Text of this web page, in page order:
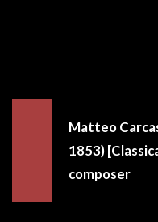
Matteo
1853)
composer